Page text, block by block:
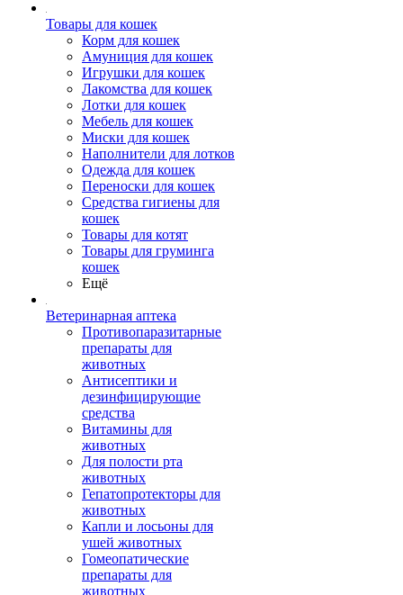
Товары для кошек
Корм для кошек
Амуниция для кошек
Игрушки для кошек
Лакомства для кошек
Лотки для кошек
Мебель для кошек
Миски для кошек
Наполнители для лотков
Одежда для кошек
Переноски для кошек
Средства гигиены для
кошек
Товары для котят
Товары для груминга
кошек
Ещё
Ветеринарная аптека
Противопаразитарные
препараты для
животных
Антисептики и
дезинфицирующие
средства
Витамины для
животных
Для полости рта
животных
Гепатопротекторы для
животных
Капли и лосьоны для
ушей животных
Гомеопатические
препараты для
животных